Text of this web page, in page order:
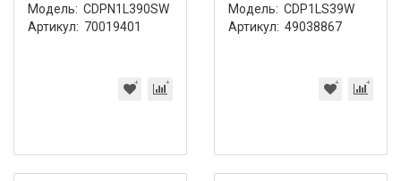
Модель: CDPN1L390SW
Артикул: 70019401
Модель: CDP1LS39W
Артикул: 49038867